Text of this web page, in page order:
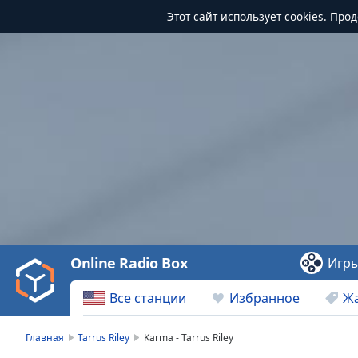
Этот сайт используетcookies.
Video
Play
Backward
Skip
Все станции Избранное
Online Radio Box
Главная Tarrus Riley Karma - Tarrus Riley